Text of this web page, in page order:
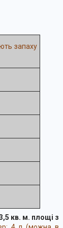
запаху
кв. м. площі з